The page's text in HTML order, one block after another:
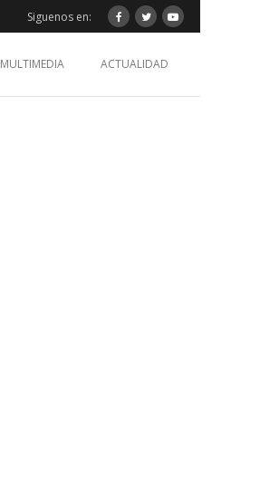
Siguenos en:
MULTIMEDIA ACTUALIDAD